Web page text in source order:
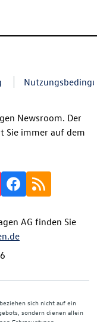
Newsroom. Der
Sie immer auf dem
AG finden Sie
sich nicht auf ein
sondern dienen allein